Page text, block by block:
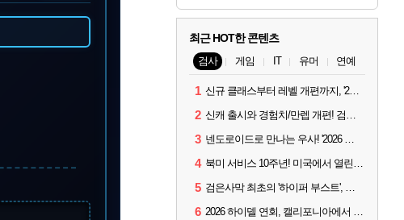
최근 HOT한 콘텐츠
검사 게임 IT 유머 연예
1 신규 클래스부터 레벨 개편까지, '2026 검은사막 하이델 연회' 총정리
2 신캐 출시와 경험치/만렙 개편! 검사 2026 하이델 연회 모아보기
3 넨도로이드로 만나는 우사! '2026 하이델 연회' 막바지 깜짝 공개
4 북미 서비스 10주년! 미국에서 열린 '검은사막 하이델 연회'
5 검은사막 최초의 '하이퍼 부스트', 직접 해봤습니다
6 2026 하이델 연회, 캘리포니아에서 개최